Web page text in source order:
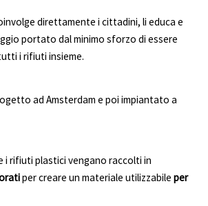
direttamente i cittadini, li educa e
portato dal minimo sforzo di essere
i rifiuti insieme.
ad Amsterdam e poi impiantato a
i rifiuti plastici vengano raccolti in
per creare un materiale utilizzabile per